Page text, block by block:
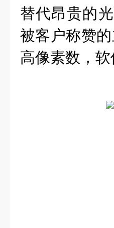
替代昂贵的
被客户称赞
高像素数，